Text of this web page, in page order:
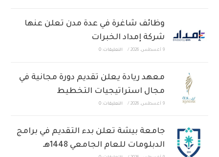
وظائف شاغرة في عدة مدن تعلن عنها
شركة إمداد الخبرات
9 أغسطس، 2026 / التعليقات: 0
معهد ريادة يعلن تقديم دورة مجانية في
مجال استراتيجيات التخطيط
9 أغسطس، 2026 / التعليقات: 0
جامعة بيشة تعلن بدء التقديم في برامج
الدبلومات للعام الجامعي 1448هـ